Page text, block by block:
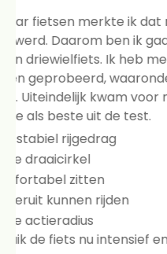
We kwamen kijken
en mochten direct
snel overtuigd. De
geleverd en goed
probleem werd
vertrouwen. Ik ben
Ervaring met de
– mevr. Suurenbroek